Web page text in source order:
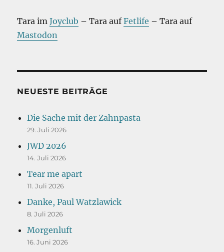
Tara imJoyclub – Tara aufFetlife – Tara auf
Mastodon
NEUESTE BEITRÄGE
Die Sache mit der Zahnpasta
29. Juli 2026
JWD 2026
14. Juli 2026
Tear me apart
11. Juli 2026
Danke, Paul Watzlawick
8. Juli 2026
Morgenluft
16. Juni 2026